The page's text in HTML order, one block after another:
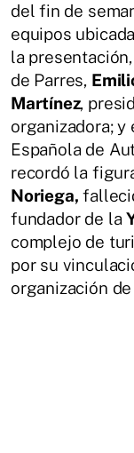
del fin de
equipos
la
de Parres,
Martínez,
organizadora;
Española de
recordó la
Noriega,
fundador de la
complejo de
por su
organización